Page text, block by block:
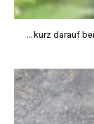
… kurz darauf